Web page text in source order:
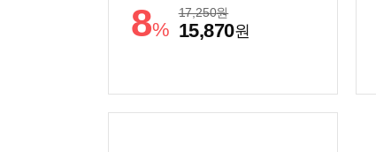
8%
17,250원
15,870원